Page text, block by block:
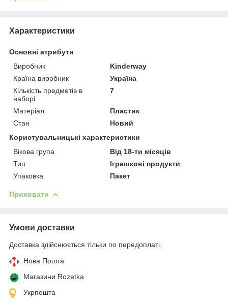
Характеристики
Основні атрибути
Виробник
Kinderway
Країна виробник
Україна
Кількість предметів в
наборі
7
Матеріал
Пластик
Стан
Новий
Користувальницькі характеристики
Вікова група
Від 18-ти місяців
Тип
Іграшкові продукти
Упаковка
Пакет
Приховати
Умови доставки
Доставка здійснюється тільки по передоплаті.
Нова Пошта
Магазини Rozetka
Укрпошта